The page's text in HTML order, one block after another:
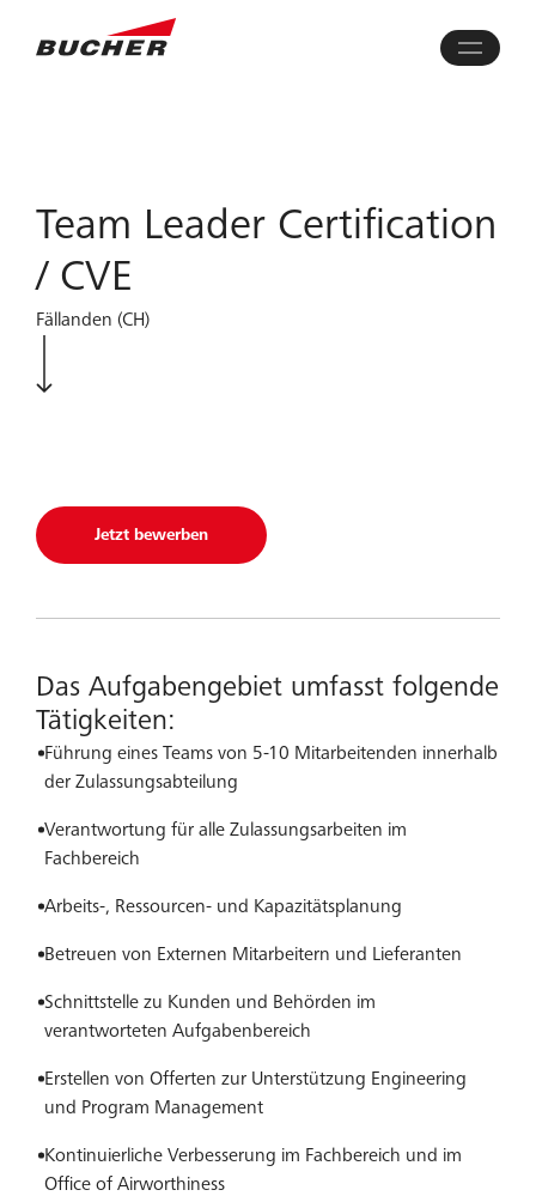
Team Leader Certification
/ CVE
Fällanden (CH)
Jetzt bewerben
Das Aufgabengebiet umfasst folgende
Tätigkeiten:
Führung eines Teams von 5-10 Mitarbeitenden innerhalb
der Zulassungsabteilung
Verantwortung für alle Zulassungsarbeiten im
Fachbereich
Arbeits-, Ressourcen- und Kapazitätsplanung
Betreuen von Externen Mitarbeitern und Lieferanten
Schnittstelle zu Kunden und Behörden im
verantworteten Aufgabenbereich
Erstellen von Offerten zur Unterstützung Engineering
und Program Management
Kontinuierliche Verbesserung im Fachbereich und im
Office of Airworthiness